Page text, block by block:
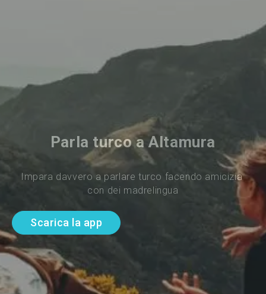
Parla turco a Altamura
Impara davvero a parlare turco facendo amicizia
con dei madrelingua
Scarica la app